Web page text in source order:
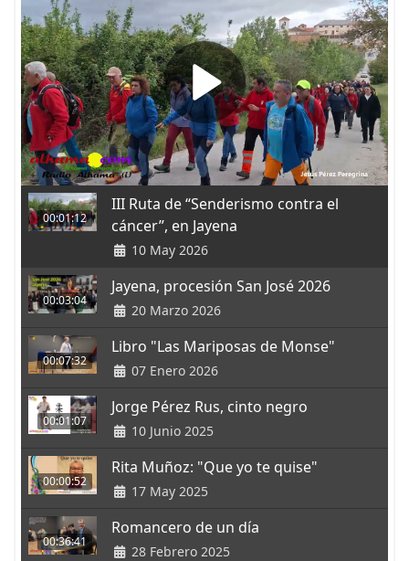
00:01:12
III Ruta de “Senderismo contra el
cáncer”, en Jayena
10 May 2026
00:03:04
Jayena, procesión San José 2026
20 Marzo 2026
00:07:32
Libro "Las Mariposas de Monse"
07 Enero 2026
00:01:07
Jorge Pérez Rus, cinto negro
10 Junio 2025
00:00:52
Rita Muñoz: "Que yo te quise"
17 May 2025
00:36:41
Romancero de un día
28 Febrero 2025